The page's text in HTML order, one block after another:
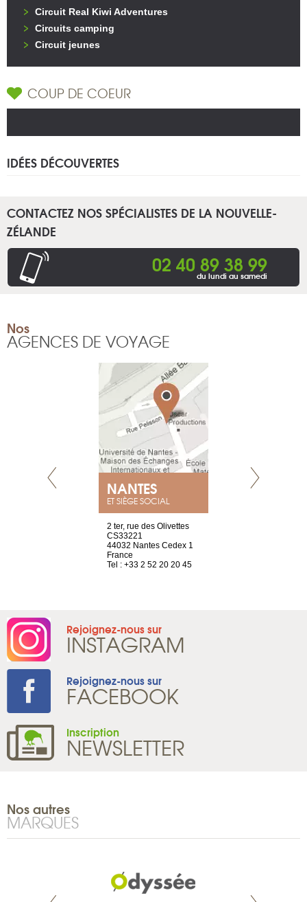
Circuit Real Kiwi Adventures
Circuits camping
Circuit jeunes
COUP DE COEUR
IDÉES DÉCOUVERTES
CONTACTEZ NOS SPÉCIALISTES DE LA NOUVELLE-
ZÉLANDE
02 40 89 38 99
du lundi au samedi
Nos
AGENCES DE VOYAGE
NANTES
ET SIÈGE SOCIAL
2 ter, rue des Olivettes
CS33221
44032 Nantes Cedex 1
France
Tel : +33 2 52 20 20 45
Rejoignez-nous sur
INSTAGRAM
Rejoignez-nous sur
FACEBOOK
Inscription
NEWSLETTER
Nos autres
MARQUES